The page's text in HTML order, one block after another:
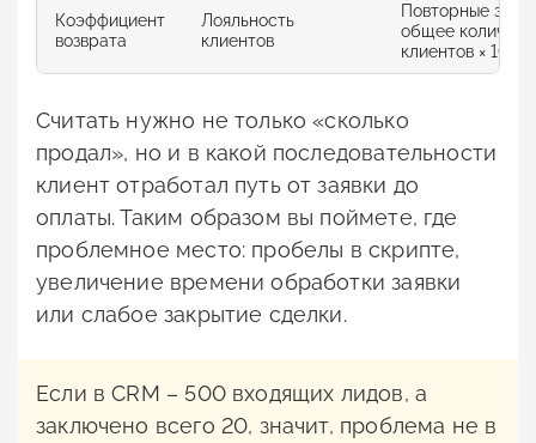
Коэффициент
возврата
Лояльность
клиентов
Повторные
общее
клиентов × 100%
Считать нужно не только «сколько
продал», но и в какой последовательности
клиент отработал путь от заявки до
оплаты. Таким образом вы поймете, где
проблемное место: пробелы в скрипте,
увеличение времени обработки заявки
или слабое закрытие сделки.
Если в CRM – 500 входящих лидов, а
заключено всего 20, значит, проблема не в